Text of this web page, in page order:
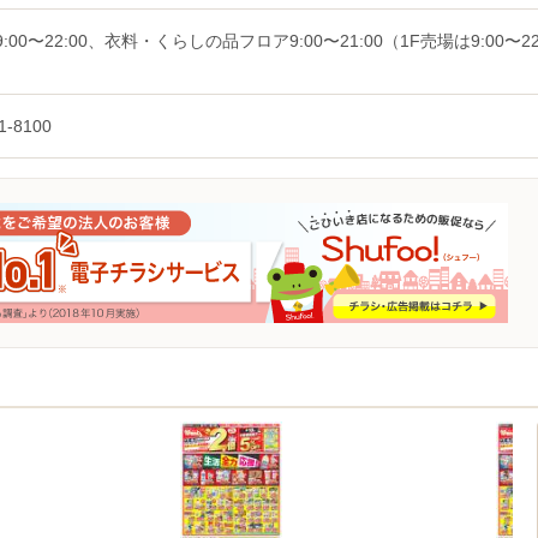
〜22:00、衣料・くらしの品フロア9:00〜21:00（1F売場は9:00〜
8100